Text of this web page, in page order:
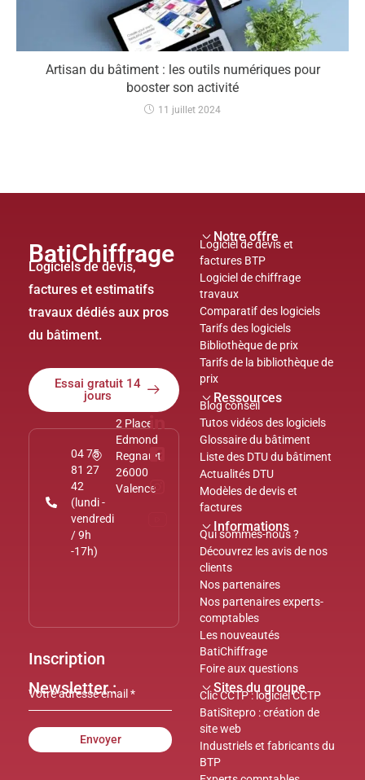
Artisan du bâtiment : les outils numériques pour
booster son activité
11 juillet 2024
BatiChiffrage
Logiciels de devis,
factures et estimatifs
travaux dédiés aux pros
du bâtiment.
Essai gratuit 14
jours
04 75
81 27
42
(lundi -
vendredi
/ 9h
-17h)
2 Place
Edmond
Regnault
26000
Valence
Inscription
Newsletter :
Envoyer
Notre offre
Logiciel de devis et
factures BTP
Logiciel de chiffrage
travaux
Comparatif des logiciels
Tarifs des logiciels
Bibliothèque de prix
Tarifs de la bibliothèque de
prix
Ressources
Blog conseil
Tutos vidéos des logiciels
Glossaire du bâtiment
Liste des DTU du bâtiment
Actualités DTU
Modèles de devis et
factures
Informations
Qui sommes-nous ?
Découvrez les avis de nos
clients
Nos partenaires
Nos partenaires experts-
comptables
Les nouveautés
BatiChiffrage
Foire aux questions
Sites du groupe
Clic CCTP : logiciel CCTP
BatiSitepro : création de
site web
Industriels et fabricants du
BTP